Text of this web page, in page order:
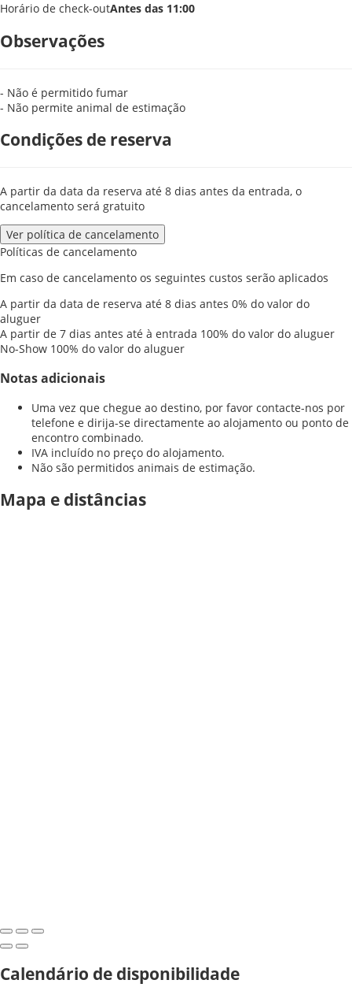
Horário de check-outAntes das 11:00
Observações
- Não é permitido fumar
- Não permite animal de estimação
Condições de reserva
A partir da data da reserva até 8 dias antes da entrada, o
cancelamento será gratuito
Ver política de cancelamento
Políticas de cancelamento
Em caso de cancelamento os seguintes custos serão aplicados
A partir da data de reserva até 8 dias antes 0% do valor do
aluguer
A partir de 7 dias antes até à entrada 100% do valor do aluguer
No-Show 100% do valor do aluguer
Notas adicionais
Uma vez que chegue ao destino, por favor contacte-nos por
telefone e dirija-se directamente ao alojamento ou ponto de
encontro combinado.
IVA incluído no preço do alojamento.
Não são permitidos animais de estimação.
Mapa e distâncias
Calendário de disponibilidade